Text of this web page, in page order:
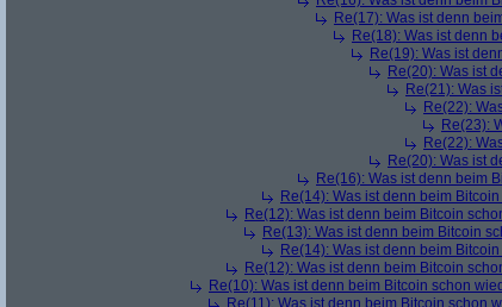
Re(17): Was ist denn
Re(18): Was ist denn
Re(19): Was ist
Re(20): Was ist
Re(21): Was
Re(22):
Re(23):
Re(22):
Re(20): Was ist
Re(16): Was ist denn beim
Re(14): Was ist denn beim
Re(12): Was ist denn beim Bitcoin
Re(13): Was ist denn beim Bitcoin
Re(14): Was ist denn beim
Re(12): Was ist denn beim Bitcoin
Re(10): Was ist denn beim Bitcoin schon
Re(11): Was ist denn beim Bitcoin schon